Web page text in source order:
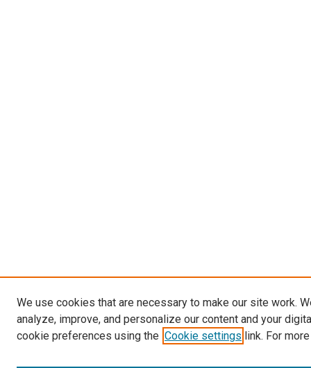
We use cookies that are necessary to make our site work.
analyze, improve, and personalize our content and your
cookie preferences using the Cookie settings link. For